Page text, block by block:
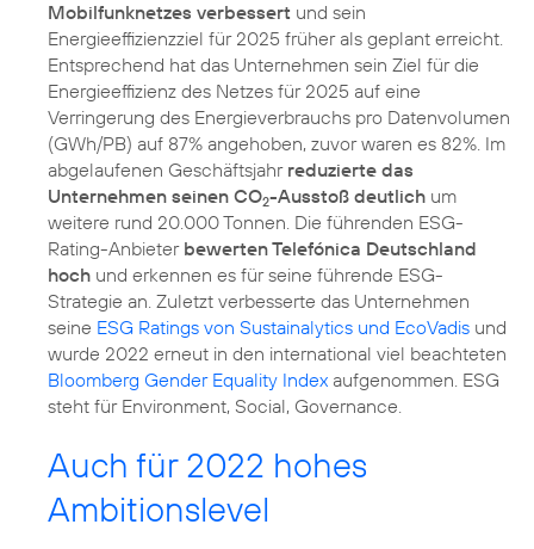
Mobilfunknetzes verbessert und sein
Energieeffizienzziel für 2025 früher als geplant erreicht.
Entsprechend hat das Unternehmen sein Ziel für die
Energieeffizienz des Netzes für 2025 auf eine
Verringerung des Energieverbrauchs pro Datenvolumen
(GWh/PB) auf 87% angehoben, zuvor waren es 82%. Im
abgelaufenen Geschäftsjahr reduzierte das
Unternehmen seinen CO2-Ausstoß deutlich um
weitere rund 20.000 Tonnen. Die führenden ESG-
Rating-Anbieter bewerten Telefónica Deutschland
hoch und erkennen es für seine führende ESG-
Strategie an. Zuletzt verbesserte das Unternehmen
seine ESG Ratings von Sustainalytics und EcoVadis und
wurde 2022 erneut in den international viel beachteten
Bloomberg Gender Equality Index aufgenommen. ESG
steht für Environment, Social, Governance.
Auch für 2022 hohes
Ambitionslevel